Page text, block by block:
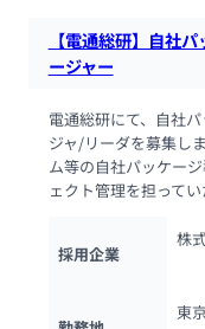
【電通総研】自社
ージャー
電通総研にて、自社
ジャ/リーダを募集し
ム等の自社パッケー
ェクト管理を担ってい
採用企業
株
東